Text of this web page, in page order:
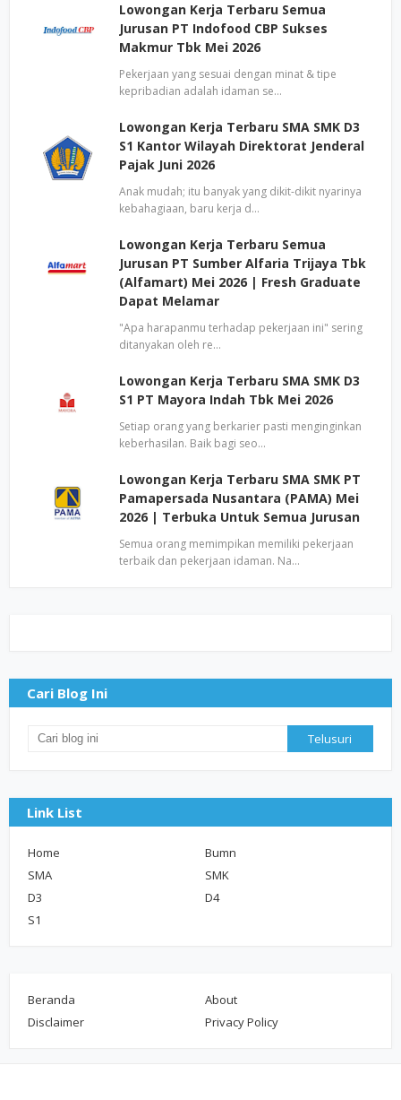
Lowongan Kerja Terbaru Semua
Jurusan PT Indofood CBP Sukses
Makmur Tbk Mei 2026
Pekerjaan yang sesuai dengan minat & tipe
kepribadian adalah idaman se…
Lowongan Kerja Terbaru SMA SMK D3
S1 Kantor Wilayah Direktorat Jenderal
Pajak Juni 2026
Anak mudah; itu banyak yang dikit-dikit nyarinya
kebahagiaan, baru kerja d…
Lowongan Kerja Terbaru Semua
Jurusan PT Sumber Alfaria Trijaya Tbk
(Alfamart) Mei 2026 | Fresh Graduate
Dapat Melamar
"Apa harapanmu terhadap pekerjaan ini" sering
ditanyakan oleh re…
Lowongan Kerja Terbaru SMA SMK D3
S1 PT Mayora Indah Tbk Mei 2026
Setiap orang yang berkarier pasti menginginkan
keberhasilan. Baik bagi seo…
Lowongan Kerja Terbaru SMA SMK PT
Pamapersada Nusantara (PAMA) Mei
2026 | Terbuka Untuk Semua Jurusan
Semua orang memimpikan memiliki pekerjaan
terbaik dan pekerjaan idaman. Na…
Cari Blog Ini
Link List
Home
Bumn
SMA
SMK
D3
D4
S1
Beranda
About
Disclaimer
Privacy Policy